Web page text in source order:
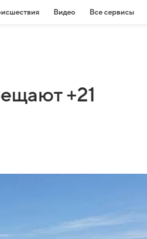
Видео Все сервисы
+21